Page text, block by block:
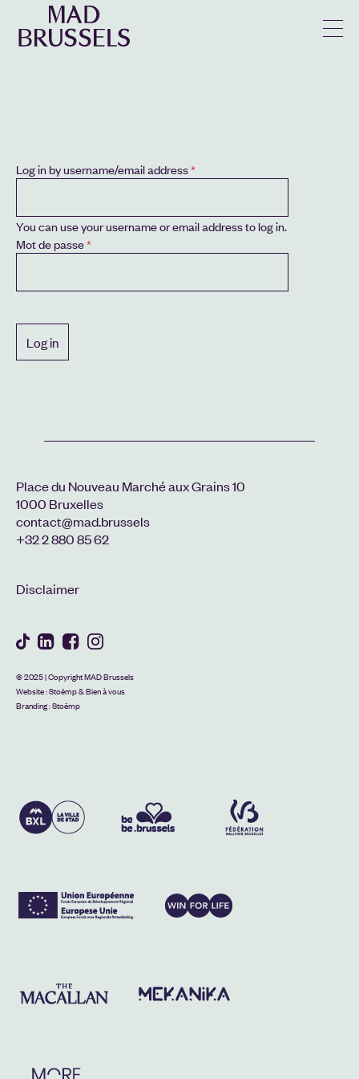
Log in by username/email address
You can use your username or email address to log in.
Mot de passe
Place du Nouveau Marché aux Grains 10
1000 Bruxelles
contact@mad.brussels
+32 2 880 85 62
Disclaimer
© 2025 | Copyright MAD Brussels
Website :Stoëmp&Bien à vous
Branding :Stoëmp